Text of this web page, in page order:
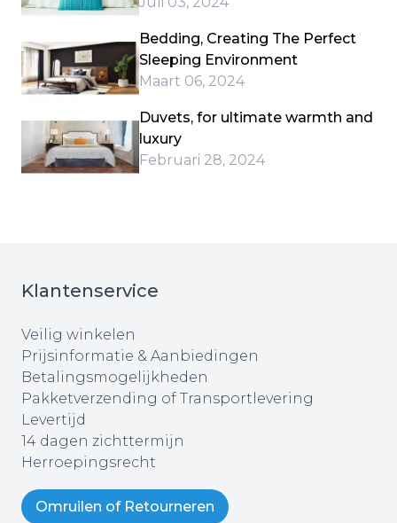
Bedding, Creating The Perfect
Sleeping Environment
Maart 06, 2024
Duvets, for ultimate warmth and
luxury
Februari 28, 2024
Klantenservice
Veilig winkelen
Prijsinformatie & Aanbiedingen
Betalingsmogelijkheden
Pakketverzending of Transportlevering
Levertijd
14 dagen zichttermijn
Herroepingsrecht
Omruilen of Retourneren